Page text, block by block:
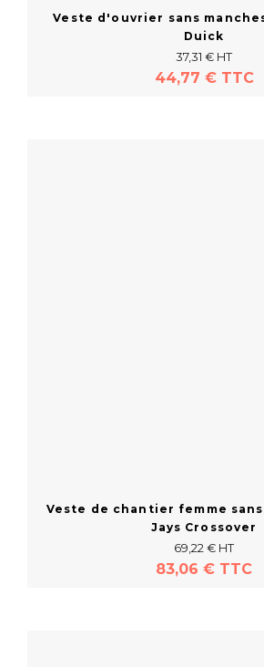
Veste d'ouvrier sans
Duick
37,31 € HT
44,77 € TTC
Veste de chantier femme sans
Jays Crossover
69,22 € HT
83,06 € TTC